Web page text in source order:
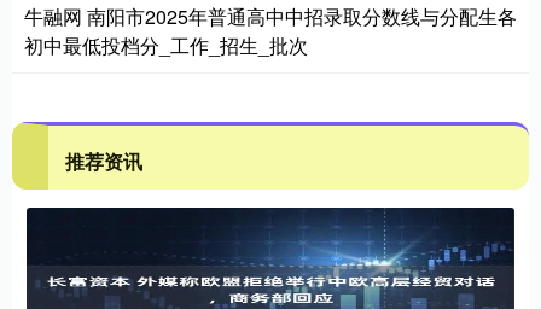
牛融网 南阳市2025年普通高中中招录取分数线与分配生各
初中最低投档分_工作_招生_批次
推荐资讯